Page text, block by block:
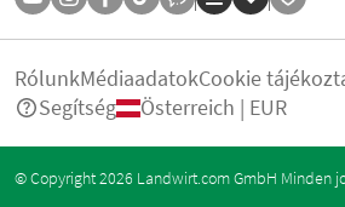
RólunkMédiaadatokCookie
Segítség
Österreich | EUR
© Copyright 2026 Landwirt.com GmbH Minden